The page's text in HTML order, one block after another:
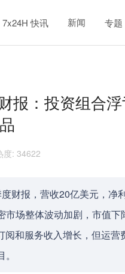
7x24H 快讯 新闻 专题
报：投资组合
度: 34622
财报，营收20亿美元，净
市场整体波动加剧，市值
阅和服务收入增长，但运